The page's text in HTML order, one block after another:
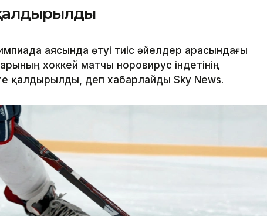
аясында өтуі тиіс әйелдер арасындағы
хоккей матчы норовирус індетінің
қалдырылды, деп хабарлайды Sky News.